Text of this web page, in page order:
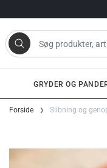
Gå til indhold
artikler, brands
GRYDER OG
Forside Slibning og